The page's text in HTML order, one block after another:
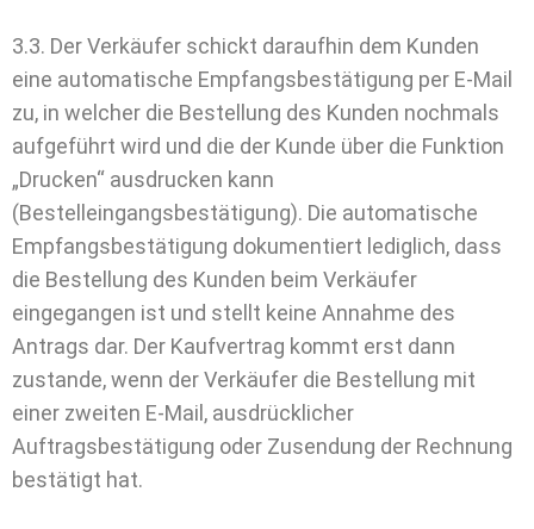
3.3. Der Verkäufer schickt daraufhin dem Kunden
eine automatische Empfangsbestätigung per E-Mail
zu, in welcher die Bestellung des Kunden nochmals
aufgeführt wird und die der Kunde über die Funktion
„Drucken“ ausdrucken kann
(Bestelleingangsbestätigung). Die automatische
Empfangsbestätigung dokumentiert lediglich, dass
die Bestellung des Kunden beim Verkäufer
eingegangen ist und stellt keine Annahme des
Antrags dar. Der Kaufvertrag kommt erst dann
zustande, wenn der Verkäufer die Bestellung mit
einer zweiten E-Mail, ausdrücklicher
Auftragsbestätigung oder Zusendung der Rechnung
bestätigt hat.